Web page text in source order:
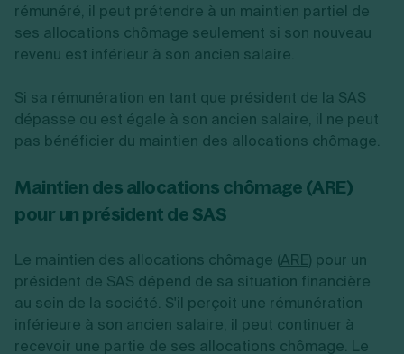
rémunéré, il peut prétendre à un maintien partiel de
ses allocations chômage seulement si son nouveau
revenu est inférieur à son ancien salaire.
Si sa rémunération en tant que président de la SAS
dépasse ou est égale à son ancien salaire, il ne peut
pas bénéficier du maintien des allocations chômage.
Maintien des allocations chômage (ARE)
pour un président de SAS
Le maintien des allocations chômage (ARE) pour un
président de SAS dépend de sa situation financière
au sein de la société. S'il perçoit une rémunération
inférieure à son ancien salaire, il peut continuer à
recevoir une partie de ses allocations chômage. Le